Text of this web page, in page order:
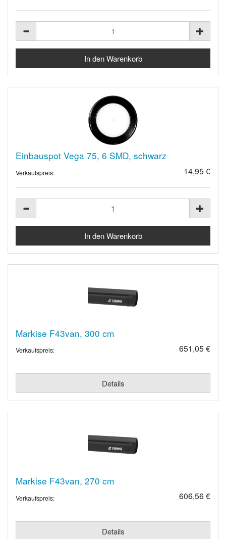
Einbauspot Vega 75, 6 SMD, schwarz
Verkaufspreis: 14,95 €
Markise F43van, 300 cm
Verkaufspreis: 651,05 €
Details
Markise F43van, 270 cm
Verkaufspreis: 606,56 €
Details